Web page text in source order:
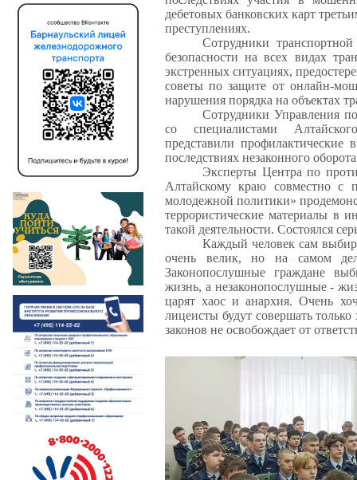
дебетовых банковских карт
преступлениях.
Сотрудники
безопасности на всех видах
экстренных ситуациях,
советы по защите от онлайн-
нарушения порядка на объектах
Сотрудники Управления
со специалистами
представили
последствиях незаконного
Эксперты Центра по
Алтайскому краю совместно с
молодежной политики»
террористические материалы в
такой деятельности. Состоялся
Каждый человек сам
очень велик, но на самом
Законопослушные граждане
жизнь, а незаконопослушные -
царят хаос и анархия. Очень
лицеисты будут совершать
законов не освобождает от